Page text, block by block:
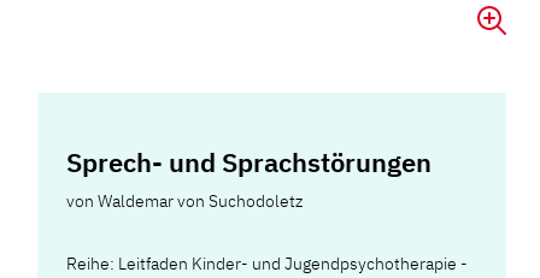
Sprech- und Sprachstörungen
vonWaldemar von Suchodoletz
Reihe: Leitfaden Kinder- und Jugendpsychotherapie -